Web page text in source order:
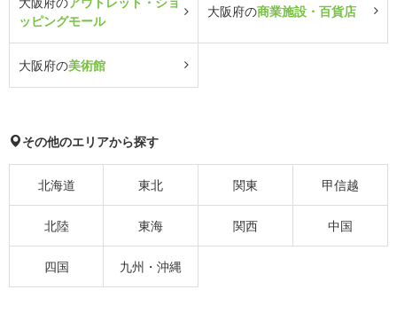
ッピングモール
大阪府の商業施設・百貨店
大阪府の美術館
その他のエリアから探す
北海道 東北 関東 甲信越
北陸 東海 関西 中国
四国 九州・沖縄